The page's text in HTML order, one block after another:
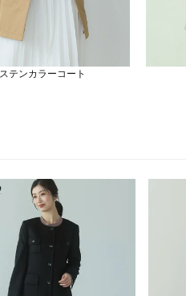
ステンカラーコート